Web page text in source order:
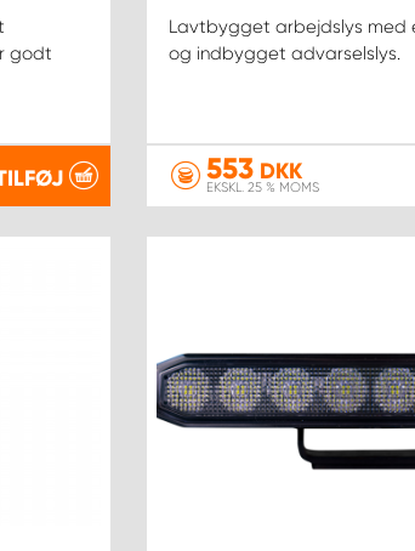
godt
Lavtbygget arbejdslys med
og indbygget advarselslys.
553 DKK
EKSKL. 25 % MOMS